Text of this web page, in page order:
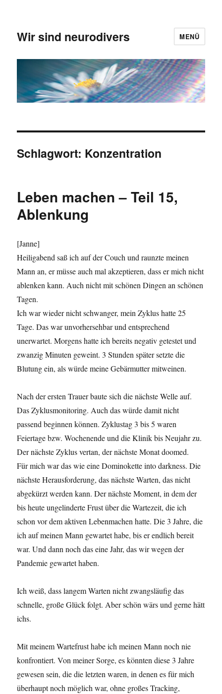
Wir sind neurodivers MENÜ
Schlagwort: Konzentration
Leben machen – Teil 15,
Ablenkung
[Janne]
Heiligabend saß ich auf der Couch und raunzte meinen
Mann an, er müsse auch mal akzeptieren, dass er mich nicht
ablenken kann. Auch nicht mit schönen Dingen an schönen
Tagen.
Ich war wieder nicht schwanger, mein Zyklus hatte 25
Tage. Das war unvorhersehbar und entsprechend
unerwartet. Morgens hatte ich bereits negativ getestet und
zwanzig Minuten geweint. 3 Stunden später setzte die
Blutung ein, als würde meine Gebärmutter mitweinen.
Nach der ersten Trauer baute sich die nächste Welle auf.
Das Zyklusmonitoring. Auch das würde damit nicht
passend beginnen können. Zyklustag 3 bis 5 waren
Feiertage bzw. Wochenende und die Klinik bis Neujahr zu.
Der nächste Zyklus vertan, der nächste Monat doomed.
Für mich war das wie eine Dominokette into darkness. Die
nächste Herausforderung, das nächste Warten, das nicht
abgekürzt werden kann. Der nächste Moment, in dem der
bis heute ungelinderte Frust über die Wartezeit, die ich
schon vor dem aktiven Lebenmachen hatte. Die 3 Jahre, die
ich auf meinen Mann gewartet habe, bis er endlich bereit
war. Und dann noch das eine Jahr, das wir wegen der
Pandemie gewartet haben.
Ich weiß, dass langem Warten nicht zwangsläufig das
schnelle, große Glück folgt. Aber schön wärs und gerne hätt
ichs.
Mit meinem Wartefrust habe ich meinen Mann noch nie
konfrontiert. Von meiner Sorge, es könnten diese 3 Jahre
gewesen sein, die die letzten waren, in denen es für mich
überhaupt noch möglich war, ohne großes Tracking,